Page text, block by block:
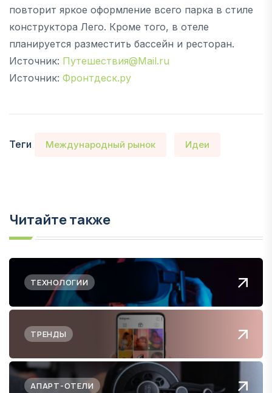
повторит яркое оформление всего парка в стиле
конструктора Лего. Кроме того, в отеле
планируется разместить бассейн и ресторан.
Источник: Путешествия@Mail.ru
Источник: Фронтдеск.ру
Теги Международный рынок Идеи
Читайте также
ТЕХНОЛОГИИ
ТРЕНДЫ
АПАРТ-ОТЕЛИ